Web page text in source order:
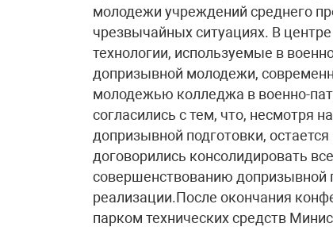
молодежи учреждений среднего
чрезвычайных ситуациях. В
технологии, используемые в
допризывной молодежи,
молодежью колледжа в военно-
согласились с тем, что, несмотря
допризывной подготовки,
договорились консолидировать
совершенствованию допризывной
реализации.После окончания
парком технических средств